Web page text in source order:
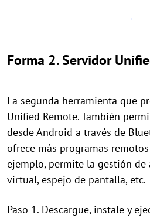
Forma 2. Servidor
La segunda herramienta que
Unified Remote. También
desde Android a través de
ofrece más programas
ejemplo, permite la gestión de
virtual, espejo de pantalla, etc.
Paso 1. Descargue, instale y